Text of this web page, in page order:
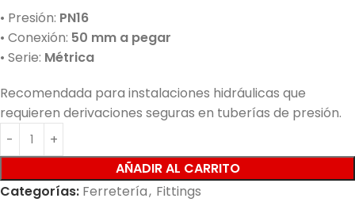
• Presión: PN16
• Conexión: 50 mm a pegar
• Serie: Métrica
Recomendada para instalaciones hidráulicas que
requieren derivaciones seguras en tuberías de presión.
AÑADIR AL CARRITO
Categorías: Ferretería, Fittings